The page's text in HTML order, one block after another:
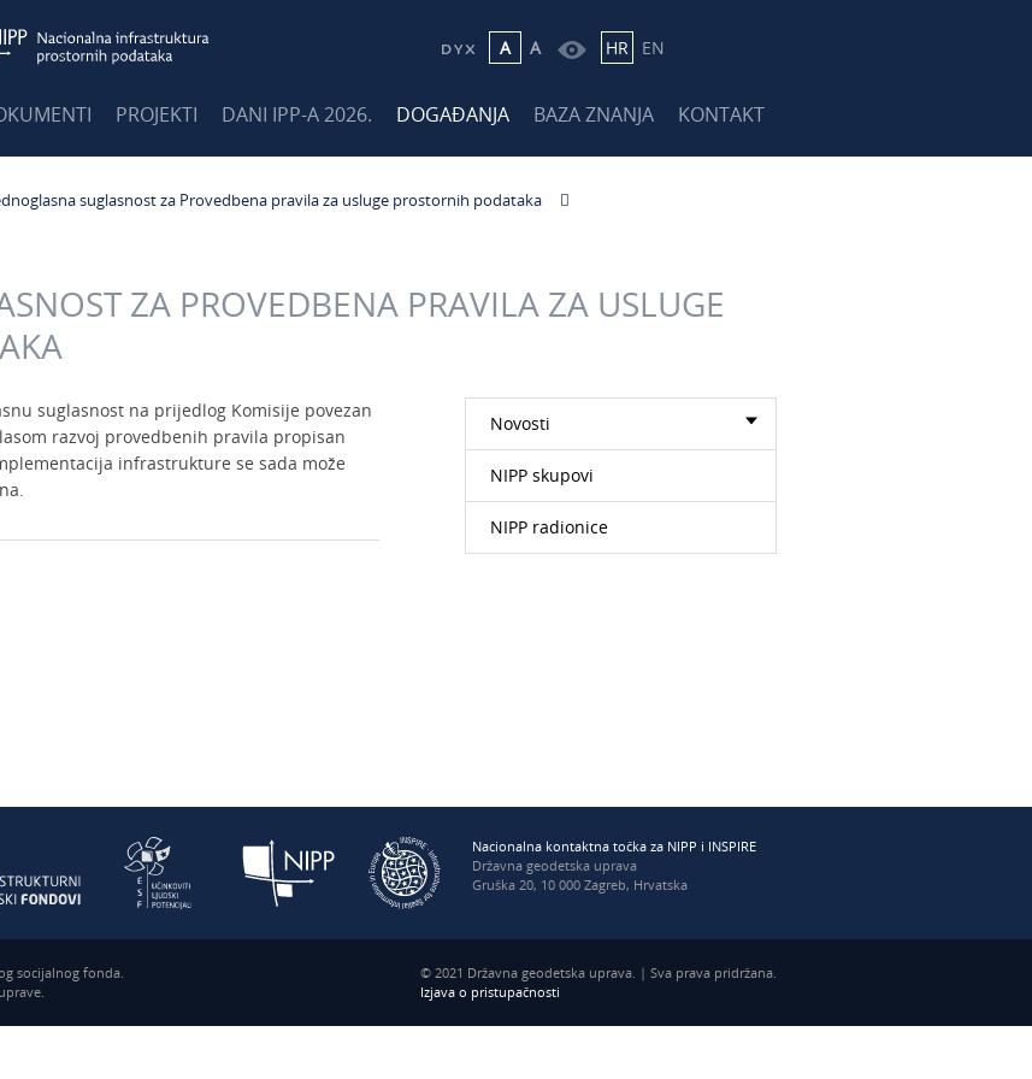
A A HR EN
PROJEKTI DANI IPP-A 2026. DOGAĐANJA BAZA ZNANJA KONTAKT
suglasnost za Provedbena pravila za usluge prostornih podataka
ZA PROVEDBENA PRAVILA ZA USLUGE
suglasnost na prijedlog Komisije povezan
razvoj provedbenih pravila propisan
infrastrukture se sada može
Novosti
NIPP skupovi
NIPP radionice
Nacionalna kontaktna točka za NIPP i INSPIRE
Državna geodetska uprava
Gruška 20, 10 000 Zagreb, Hrvatska
socijalnog fonda.
© 2021 Državna geodetska uprava. | Sva prava pridržana.
Izjava o pristupačnosti